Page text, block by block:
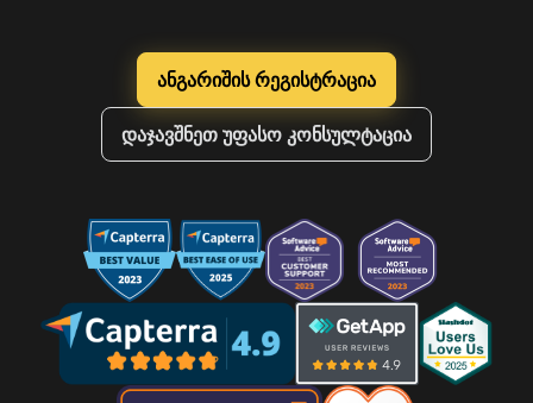
ანგარიშის რეგისტრაცია
დაჯავშნეთ უფასო კონსულტაცია